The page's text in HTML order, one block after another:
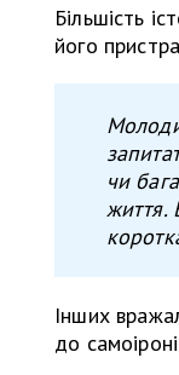
Більшість
його
чи
життя.
Інших
до